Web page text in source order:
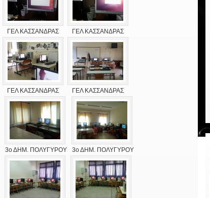
ΓΕΛ ΚΑΣΣΑΝΔΡΑΣ ΓΕΛ ΚΑΣΣΑΝΔΡΑΣ
ΓΕΛ ΚΑΣΣΑΝΔΡΑΣ ΓΕΛ ΚΑΣΣΑΝΔΡΑΣ
3ο ΔΗΜ. ΠΟΛΥΓΥΡΟΥ 3ο ΔΗΜ. ΠΟΛΥΓΥΡΟΥ